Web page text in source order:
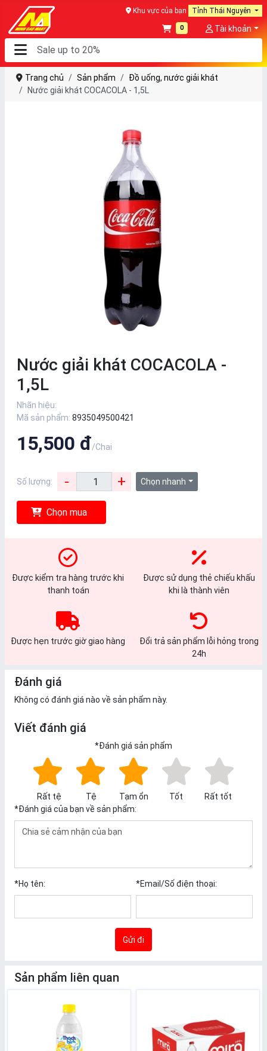
Khu vực của bạn Tỉnh Thái Nguyên
0 Tài khoản
Trang chủ Sản phẩm
Đồ uống, nước giải khát
Nước giải khát COCACOLA - 1,5L
Nước giải khát COCACOLA -
1,5L
Nhãn hiệu:
Mã sản phẩm: 8935049500421
15,500 đ/Chai
Số lượng: - + Chọn nhanh
Chọn mua
Được kiểm tra hàng trước khi
thanh toán
Được sử dụng thẻ chiếu khấu
khi là thành viên
Được hẹn trước giờ giao hàng
Đổi trả sản phẩm lỗi hỏng trong
24h
Đánh giá
Không có đánh giá nào về sản phẩm này.
Viết đánh giá
*Đánh giá sản phẩm
Rất tệ Tệ Tạm ổn Tốt
Rất tốt
*Đánh giá của bạn về sản phẩm:
*Họ tên: *Email/Số điện thoại:
Gửi đi
Sản phẩm liên quan